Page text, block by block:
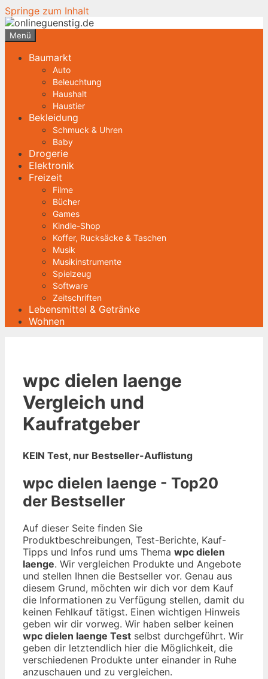
Springe zum Inhalt
Menü
Baumarkt
Auto
Beleuchtung
Haushalt
Haustier
Bekleidung
Schmuck & Uhren
Baby
Drogerie
Elektronik
Freizeit
Filme
Bücher
Games
Kindle-Shop
Koffer, Rucksäcke & Taschen
Musik
Musikinstrumente
Spielzeug
Software
Zeitschriften
Lebensmittel & Getränke
Wohnen
wpc dielen laenge
Vergleich und
Kaufratgeber
KEIN Test, nur Bestseller-Auflistung
wpc dielen laenge - Top20
der Bestseller
Auf dieser Seite finden Sie
Produktbeschreibungen, Test-Berichte, Kauf-
Tipps und Infos rund ums Thema wpc dielen
laenge. Wir vergleichen Produkte und Angebote
und stellen Ihnen die Bestseller vor. Genau aus
diesem Grund, möchten wir dich vor dem Kauf
die Informationen zu Verfügung stellen, damit du
keinen Fehlkauf tätigst. Einen wichtigen Hinweis
geben wir dir vorweg. Wir haben selber keinen
wpc dielen laenge Test selbst durchgeführt. Wir
geben dir letztendlich hier die Möglichkeit, die
verschiedenen Produkte unter einander in Ruhe
anzuschauen und zu vergleichen.